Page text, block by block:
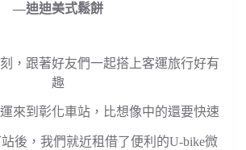
—迪迪美式鬆餅
，跟著好友們一起搭上客運旅行好有
趣
來到彰化車站，比想像中的還要快速
後，我們就近租借了便利的U-bike微